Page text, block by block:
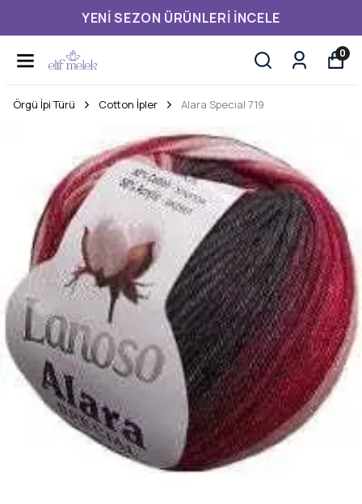
YENI SEZON ÜRÜNLERI İNCELE
0
Örgü İpi Türü Cotton İpler Alara Specıal 719